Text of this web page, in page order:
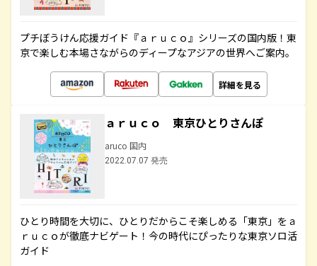
プチぼうけん応援ガイド『ａｒｕｃｏ』シリーズの国内版！東
京で楽しむ本場さながらのディープなアジアの世界へご案内。
詳細を見る
ａｒｕｃｏ 東京ひとりさんぽ
aruco 国内
2022.07.07 発売
ひとり時間を大切に、ひとりだからこそ楽しめる「東京」をａ
ｒｕｃｏが徹底ナビゲート！今の時代にぴったりな東京ソロ活
ガイド